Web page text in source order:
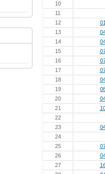
10
11
12
13
14
15
16
17
18
19
20
21
22
23
24
25
26
27